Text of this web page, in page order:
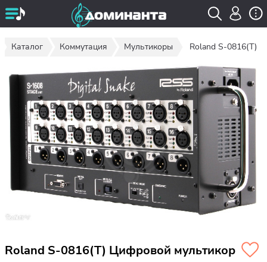
Каталог Коммутация Мультикоры Roland S-0816(T)
Roland S-0816(T) Цифровой мультикор